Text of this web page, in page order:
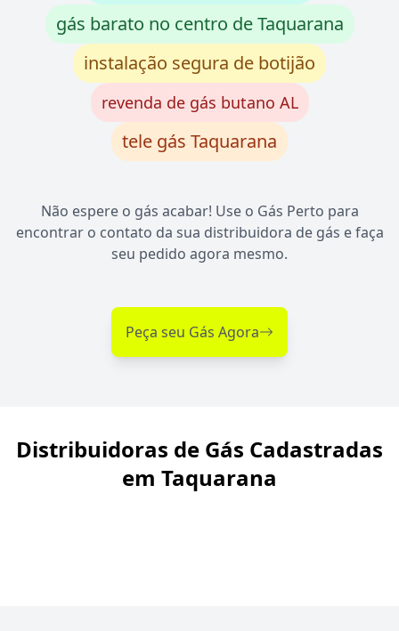
gás barato no centro de Taquarana
instalação segura de botijão
revenda de gás butano AL
tele gás Taquarana
Não espere o gás acabar! Use o Gás Perto para
encontrar o contato da sua distribuidora de gás e faça
seu pedido agora mesmo.
Peça seu Gás Agora
Distribuidoras de Gás Cadastradas
em Taquarana